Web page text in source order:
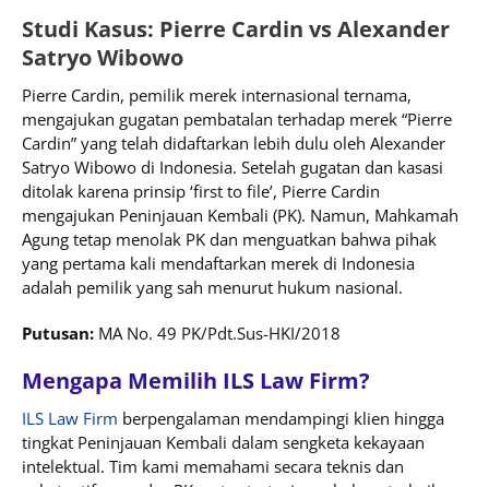
Studi Kasus: Pierre Cardin vs Alexander
Satryo Wibowo
Pierre Cardin, pemilik merek internasional ternama,
mengajukan gugatan pembatalan terhadap merek “Pierre
Cardin” yang telah didaftarkan lebih dulu oleh Alexander
Satryo Wibowo di Indonesia. Setelah gugatan dan kasasi
ditolak karena prinsip ‘first to file’, Pierre Cardin
mengajukan Peninjauan Kembali (PK). Namun, Mahkamah
Agung tetap menolak PK dan menguatkan bahwa pihak
yang pertama kali mendaftarkan merek di Indonesia
adalah pemilik yang sah menurut hukum nasional.
Putusan: MA No. 49 PK/Pdt.Sus-HKI/2018
Mengapa Memilih ILS Law Firm?
ILS Law Firm berpengalaman mendampingi klien hingga
tingkat Peninjauan Kembali dalam sengketa kekayaan
intelektual. Tim kami memahami secara teknis dan